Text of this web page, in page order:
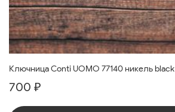
Ключница Conti UOMO 77140 никель black
700 ₽